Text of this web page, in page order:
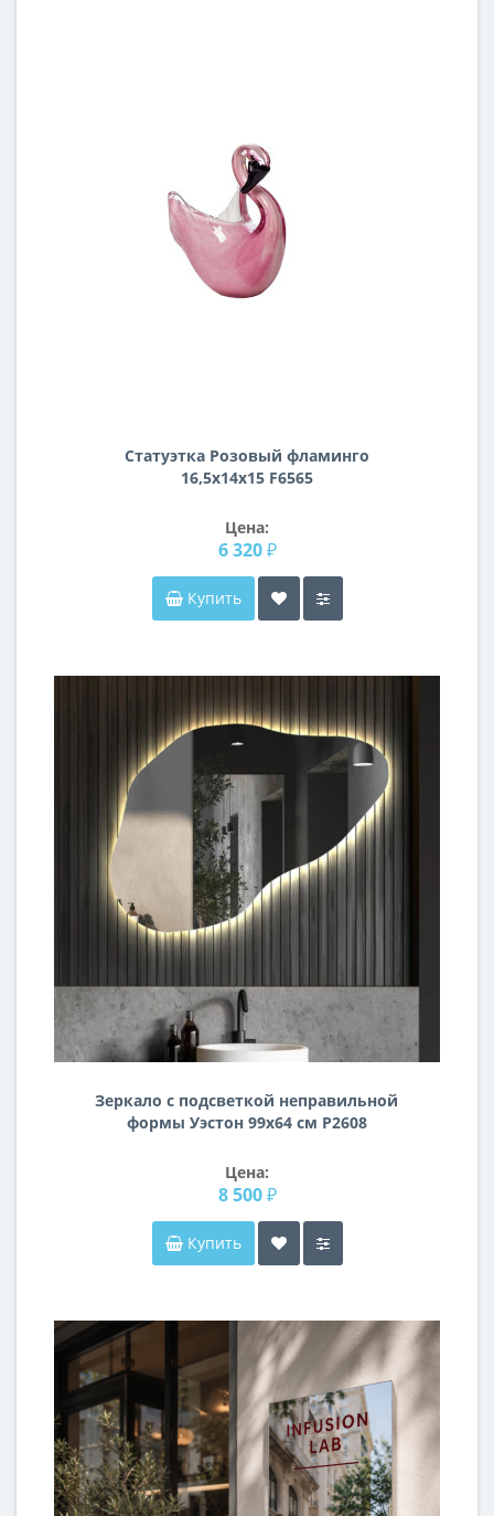
Статуэтка Розовый фламинго
16,5х14х15 F6565
Цена:
6 320 ₽
Купить
Зеркало с подсветкой неправильной
формы Уэстон 99х64 см Р2608
Цена:
8 500 ₽
Купить